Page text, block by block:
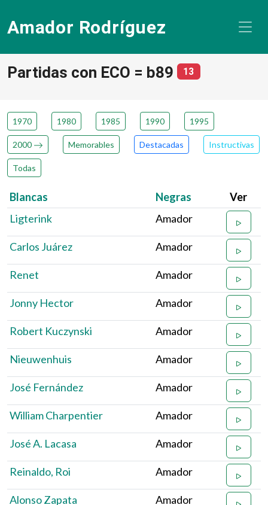
Amador Rodríguez
Partidas con ECO = b89 13número de
1970 1980 1985 1990 1995
2000 Memorables Destacadas Instructivas
Todas
Blancas Negras
Ver
Ligterink
Amador
Carlos Juárez Amador
Renet Amador
Jonny Hector Amador
Robert Kuczynski Amador
Nieuwenhuis Amador
José Fernández Amador
William Charpentier Amador
José A. Lacasa Amador
Reinaldo, Roi Amador
Alonso Zapata Amador